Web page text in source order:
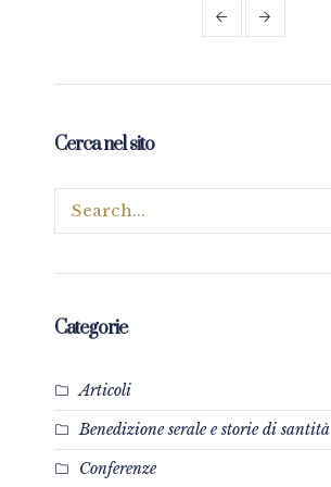
Cerca nel sito
Categorie
Articoli
Benedizione serale e storie di santità
Conferenze